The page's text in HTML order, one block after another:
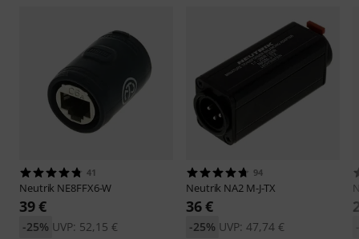
41
Neutrik NE8FFX6-W
39 €
UVP: 52,15 €
-25%
94
Neutrik NA2 M-J-TX
36 €
UVP: 47,74 €
-25%